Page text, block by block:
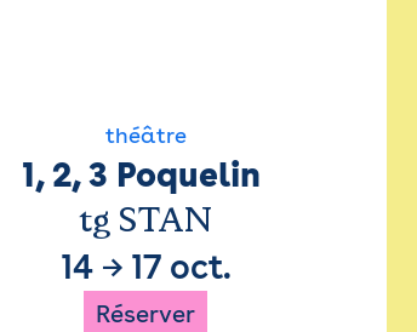
théâtre
1, 2, 3 Poquelin
tg STAN
14→ 17 oct.
Réserver